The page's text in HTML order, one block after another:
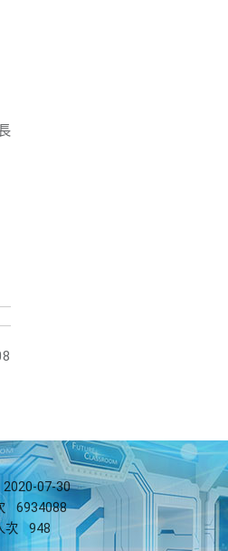
2020-07-30
6934088
次
948